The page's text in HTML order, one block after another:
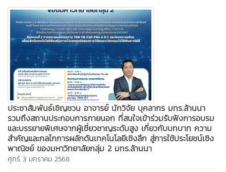
ประชาสัมพันธ์เชิญชวน อาจารย์ นักวิจัย บุคลากร มทร.ล้านนา
รวมถึงสถานประกอบการภายนอก ที่สนใจเข้าร่วมรับฟังการอบรม
และบรรยายพิเศษจากผู้เชี่ยวชาญระดับสูง เกี่ยวกับบทบาท ความ
สำคัญและกลไกการผลักดันเทคโนโลยีเชิงลึก สู่การใช้ประโยชน์เชิง
พาณิชย์ ของมหาวิทยาลัยกลุ่ม 2 มทร.ล้านนา
ศุกร์ 3 มกราคม 2568